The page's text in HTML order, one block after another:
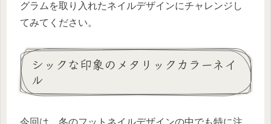
グラムを取り入れたネイルデザインにチャレンジし
てみてください。
シックな印象のメタリックカラーネイ
ル